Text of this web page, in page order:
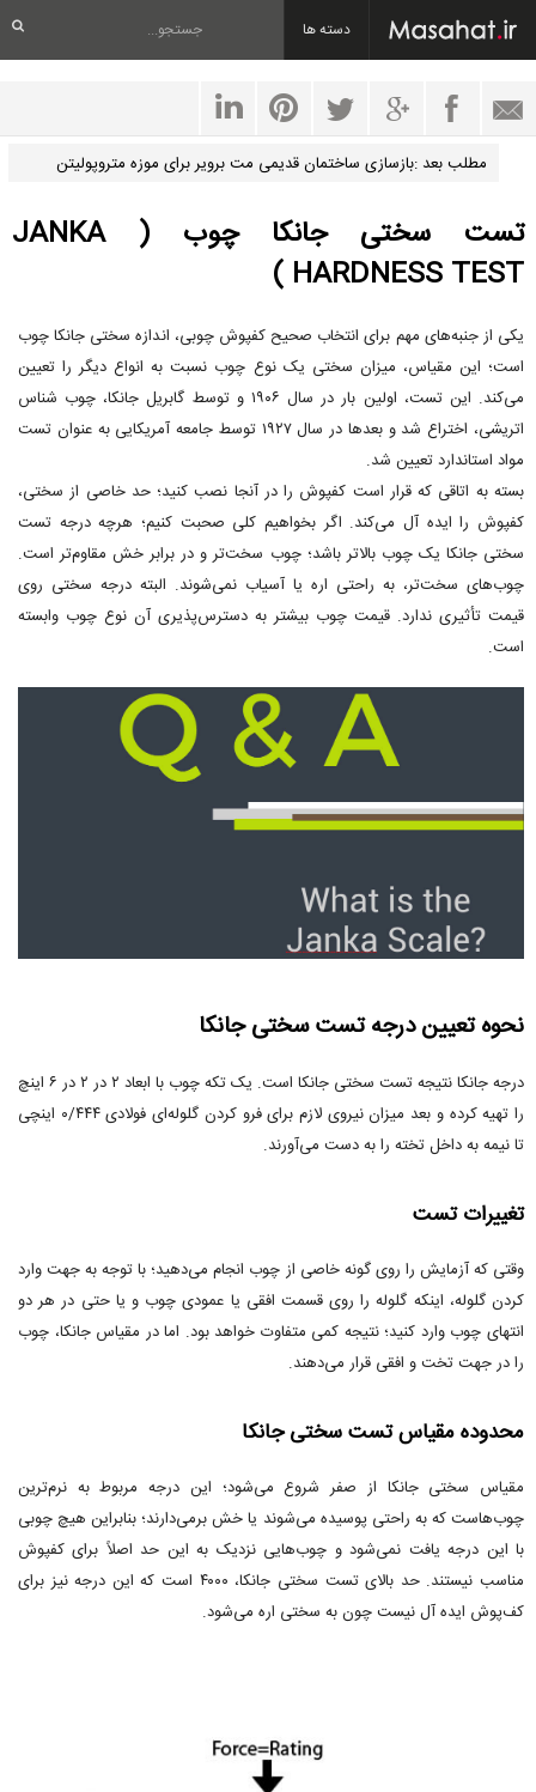
دسته ها
مطلب بعد :بازسازی ساختمان قدیمی مت برویر برای موزه متروپولیتن
تست سختی جانکا چوب ( JANKA
HARDNESS TEST )
یکی از جنبه‌های مهم برای انتخاب صحیح کفپوش چوبی، اندازه سختی جانکا چوب
است؛ این مقیاس، میزان سختی یک نوع چوب نسبت به انواع دیگر را تعیین
می‌کند. این تست، اولین بار در سال ۱۹۰۶ و توسط گابریل جانکا، چوب شناس
اتریشی، اختراع شد و بعدها در سال ۱۹۲۷ توسط جامعه آمریکایی به عنوان تست
مواد استاندارد تعیین شد.
بسته به اتاقی که قرار است کفپوش را در آنجا نصب کنید؛ حد خاصی از سختی،
کفپوش را ایده آل می‌کند. اگر بخواهیم کلی صحبت کنیم؛ هرچه درجه تست
سختی جانکا یک چوب بالاتر باشد؛ چوب سخت‌تر و در برابر خش مقاوم‌تر است.
چوب‌های سخت‌تر، به راحتی اره یا آسیاب نمی‌شوند. البته درجه سختی روی
قیمت تأثیری ندارد. قیمت چوب بیشتر به دسترس‌پذیری آن نوع چوب وابسته
است.
نحوه تعیین درجه تست سختی جانکا
درجه جانکا نتیجه تست سختی جانکا است. یک تکه چوب با ابعاد ۲ در ۲ در ۶ اینچ
را تهیه کرده و بعد میزان نیروی لازم برای فرو کردن گلوله‌ای فولادی ۰/۴۴۴ اینچی
تا نیمه به داخل تخته را به دست می‌آورند.
تغییرات تست
وقتی که آزمایش را روی گونه خاصی از چوب انجام می‌دهید؛ با توجه به جهت وارد
کردن گلوله، اینکه گلوله را روی قسمت افقی یا عمودی چوب و یا حتی در هر دو
انتهای چوب وارد کنید؛ نتیجه کمی متفاوت خواهد بود. اما در مقیاس جانکا، چوب
را در جهت تخت و افقی قرار می‌دهند.
محدوده مقیاس تست سختی جانکا
مقیاس سختی جانکا از صفر شروع می‌شود؛ این درجه مربوط به نرم‌ترین
چوب‌هاست که به راحتی پوسیده می‌شوند یا خش برمی‌دارند؛ بنابراین هیچ چوبی
با این درجه یافت نمی‌شود و چوب‌هایی نزدیک به این حد اصلاً برای کفپوش
مناسب نیستند. حد بالای تست سختی جانکا، ۴۰۰۰ است که این درجه نیز برای
کف‌پوش ایده آل نیست چون به سختی اره می‌شود.